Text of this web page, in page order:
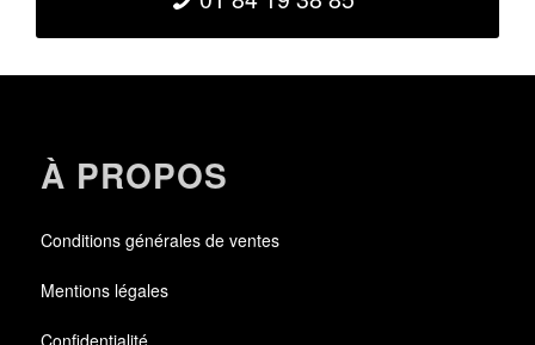
À PROPOS
Conditions générales de ventes
Mentions légales
Confidentialité